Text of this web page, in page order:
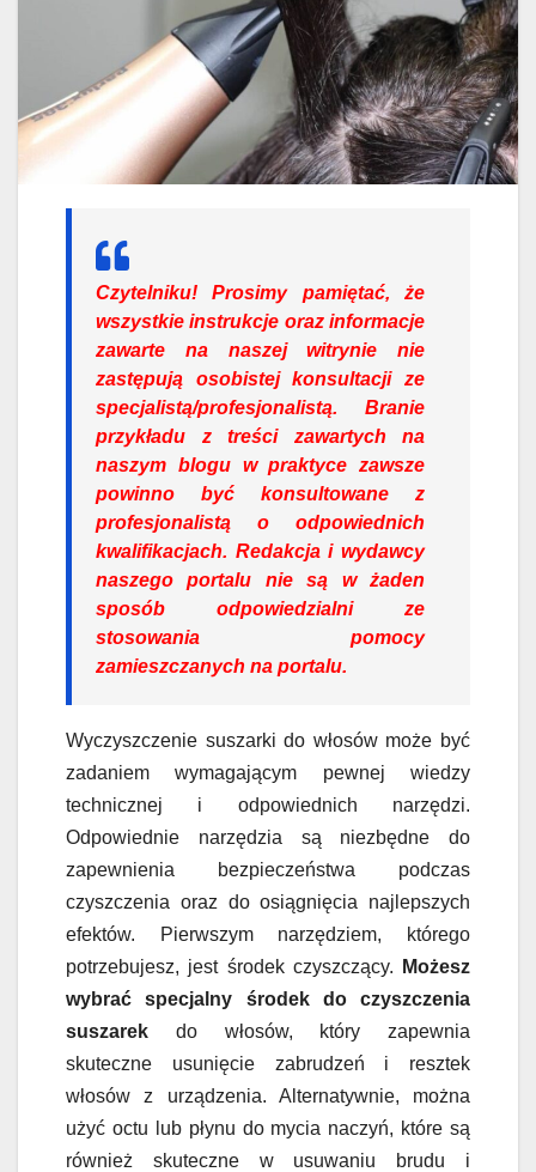
Czytelniku! Prosimy pamiętać, że
wszystkie instrukcje oraz informacje
zawarte na naszej witrynie nie
zastępują osobistej konsultacji ze
specjalistą/profesjonalistą. Branie
przykładu z treści zawartych na
naszym blogu w praktyce zawsze
powinno być konsultowane z
profesjonalistą o odpowiednich
kwalifikacjach. Redakcja i wydawcy
naszego portalu nie są w żaden
sposób odpowiedzialni ze
stosowania pomocy
zamieszczanych na portalu.
Wyczyszczenie suszarki do włosów może być
zadaniem wymagającym pewnej wiedzy
technicznej i odpowiednich narzędzi.
Odpowiednie narzędzia są niezbędne do
zapewnienia bezpieczeństwa podczas
czyszczenia oraz do osiągnięcia najlepszych
efektów. Pierwszym narzędziem, którego
potrzebujesz, jest środek czyszczący.
Możesz
wybrać specjalny środek do czyszczenia
suszarek do włosów, który zapewnia
skuteczne usunięcie zabrudzeń i resztek
włosów z urządzenia. Alternatywnie, można
użyć octu lub płynu do mycia naczyń, które są
również skuteczne w usuwaniu brudu i